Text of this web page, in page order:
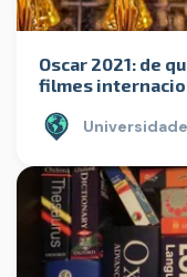
Oscar 2021: de
filmes